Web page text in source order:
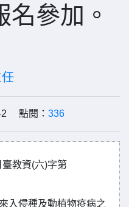
參加。
點閱： 336
教資(六)字第
入侵種及動植物疫病之